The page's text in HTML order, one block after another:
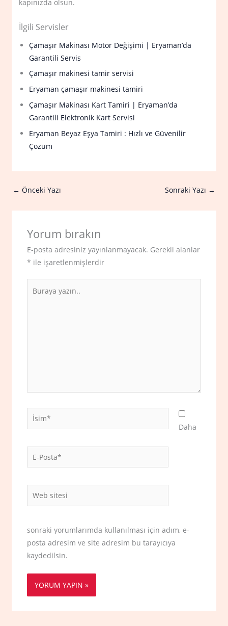
kapınızda olsun.
İlgili Servisler
Çamaşır Makinası Motor Değişimi | Eryaman’da
Garantili Servis
Çamaşır makinesi tamir servisi
Eryaman çamaşır makinesi tamiri
Çamaşır Makinası Kart Tamiri | Eryaman’da
Garantili Elektronik Kart Servisi
Eryaman Beyaz Eşya Tamiri : Hızlı ve Güvenilir
Çözüm
← Önceki Yazı Sonraki Yazı →
Yorum bırakın
E-posta adresiniz yayınlanmayacak. Gerekli alanlar
* ile işaretlenmişlerdir
İsim*
Posta*
Web
sitesi
Daha
sonraki yorumlarımda kullanılması için adım, e-
posta adresim ve site adresim bu tarayıcıya
kaydedilsin.